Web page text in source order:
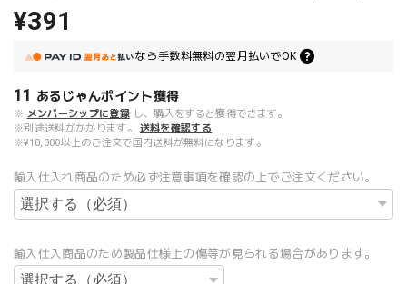
¥391
なら 手数料無料の翌月払いでOK
11 あるじゃんポイント獲得
※ メンバーシップに登録 し、購入をすると獲得できます。
※別途送料がかかります。
送料を確認する
※¥10,000以上のご注文で国内送料が無料になります。
輸入仕入れ商品のため必ず注意事項を確認の上でご注文ください。
輸入仕入商品のため製品仕様上の傷等が見られる場合があります。